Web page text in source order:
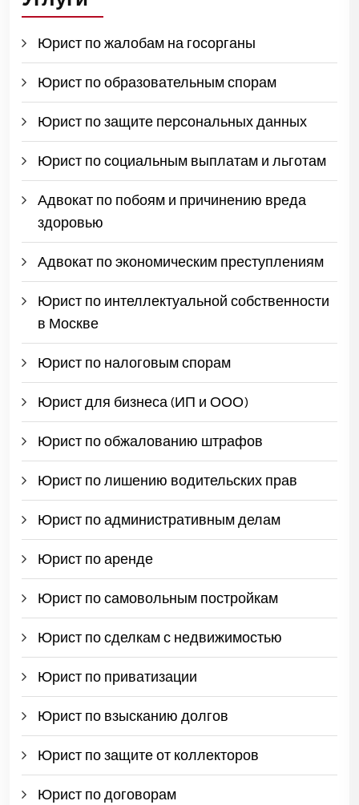
Юрист по жалобам на госорганы
Юрист по образовательным спорам
Юрист по защите персональных данных
Юрист по социальным выплатам и льготам
Адвокат по побоям и причинению вреда
здоровью
Адвокат по экономическим преступлениям
Юрист по интеллектуальной собственности
в Москве
Юрист по налоговым спорам
Юрист для бизнеса (ИП и ООО)
Юрист по обжалованию штрафов
Юрист по лишению водительских прав
Юрист по административным делам
Юрист по аренде
Юрист по самовольным постройкам
Юрист по сделкам с недвижимостью
Юрист по приватизации
Юрист по взысканию долгов
Юрист по защите от коллекторов
Юрист по договорам